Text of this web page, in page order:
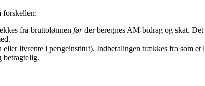
forskellen:
fra bruttolønnen førder beregnes AM-bidrag og skat.
livrente i pengeinstitut). Indbetalingen trækkes fra som
betragtelig.